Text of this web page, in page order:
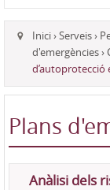
Inici›Serveis›
d'emergències›
d’autoprotecció
Plans
Anàlisi dels